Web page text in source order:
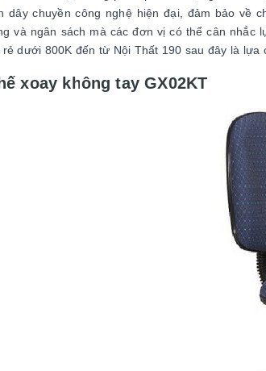
dây chuyền công nghệ hiện đại, đảm bảo về
và ngân sách mà các đơn vị có thể cân nhắc
rẻ dưới 800K đến từ Nội Thất 190 sau đây là lựa
xoay không tay GX02KT